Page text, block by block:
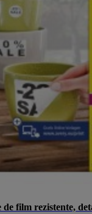
de film rezistente,